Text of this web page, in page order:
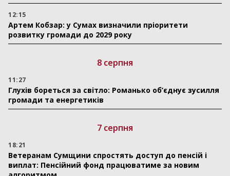
12:15
Артем Кобзар: у Сумах визначили пріоритети
розвитку громади до 2029 року
8 серпня
11:27
Глухів бореться за світло: Романько об’єднує зусилля
громади та енергетиків
7 серпня
18:21
Ветеранам Сумщини спростять доступ до пенсій і
виплат: Пенсійний фонд працюватиме за новим